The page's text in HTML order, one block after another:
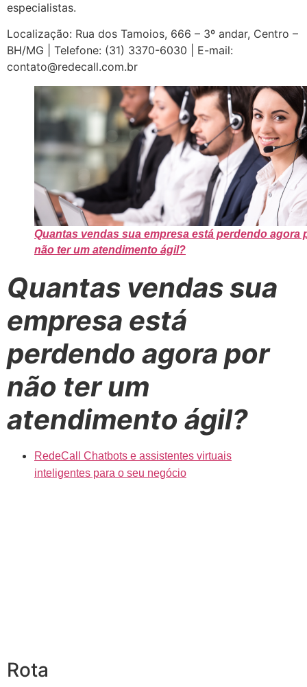
especialistas.
Localização: Rua dos Tamoios, 666 – 3º andar, Centro –
BH/MG | Telefone: (31) 3370-6030 | E-mail:
contato@redecall.com.br
Quantas vendas sua empresa está perdendo agora
não ter um atendimento ágil?
Quantas vendas sua
empresa está
perdendo agora por
não ter um
atendimento ágil?
RedeCall Chatbots e assistentes virtuais
inteligentes para o seu negócio
Rota